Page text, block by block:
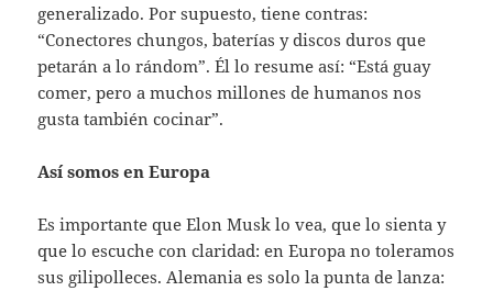
generalizado. Por supuesto, tiene contras:
“Conectores chungos, baterías y discos duros que
petarán a lo rándom”. Él lo resume así: “Está guay
comer, pero a muchos millones de humanos nos
gusta también cocinar”.
Así somos en Europa
Es importante que Elon Musk lo vea, que lo sienta y
que lo escuche con claridad: en Europa no toleramos
sus gilipolleces. Alemania es solo la punta de lanza: